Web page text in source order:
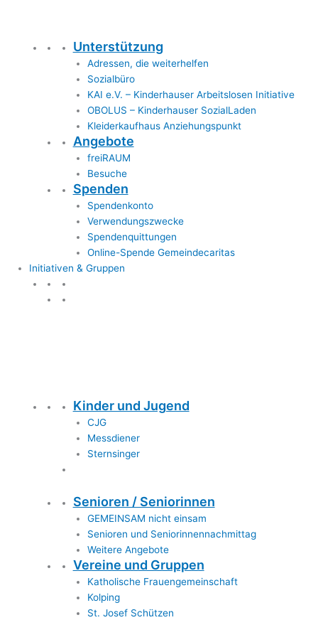
Unterstützung
Adressen, die weiterhelfen
Sozialbüro
KAI e.V. – Kinderhauser Arbeitslosen Initiative
OBOLUS – Kinderhauser SozialLaden
Kleiderkaufhaus Anziehungspunkt
Angebote
freiRAUM
Besuche
Spenden
Spendenkonto
Verwendungszwecke
Spendenquittungen
Online-Spende Gemeindecaritas
Initiativen & Gruppen
Kinder und Jugend
CJG
Messdiener
Sternsinger
Senioren / Seniorinnen
GEMEINSAM nicht einsam
Senioren und Seniorinnennachmittag
Weitere Angebote
Vereine und Gruppen
Katholische Frauengemeinschaft
Kolping
St. Josef Schützen